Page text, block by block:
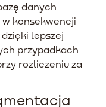
danych
w konsekwencji
dzięki lepszej
przypadkach
rozliczeniu za